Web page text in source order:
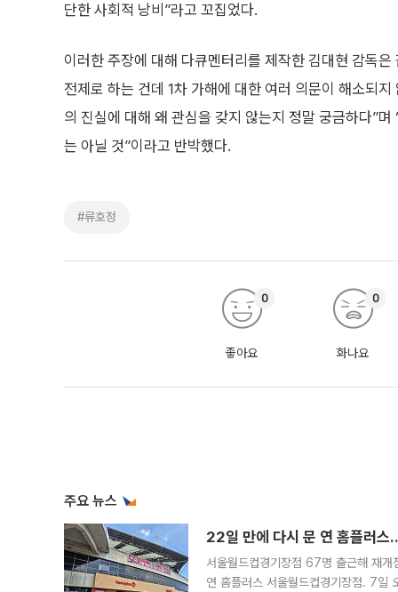
단한 사회적 낭비”라고 꼬집었다.
이러한 주장에 대해 다큐멘터리를 제작한 김대현 감독
전제로 하는 건데 1차 가해에 대한 여러 의문이 해소되
의 진실에 대해 왜 관심을 갖지 않는지 정말 궁금하다”
는 아닐 것”이라고 반박했다.
#류호정
좋아요
0
화나요
0
주요 뉴스
22일 만에 다시 문 연 홈플러스
서울월드컵경기장점 67명 출근해 재
연 홈플러스 서울월드컵경기장점. 7일